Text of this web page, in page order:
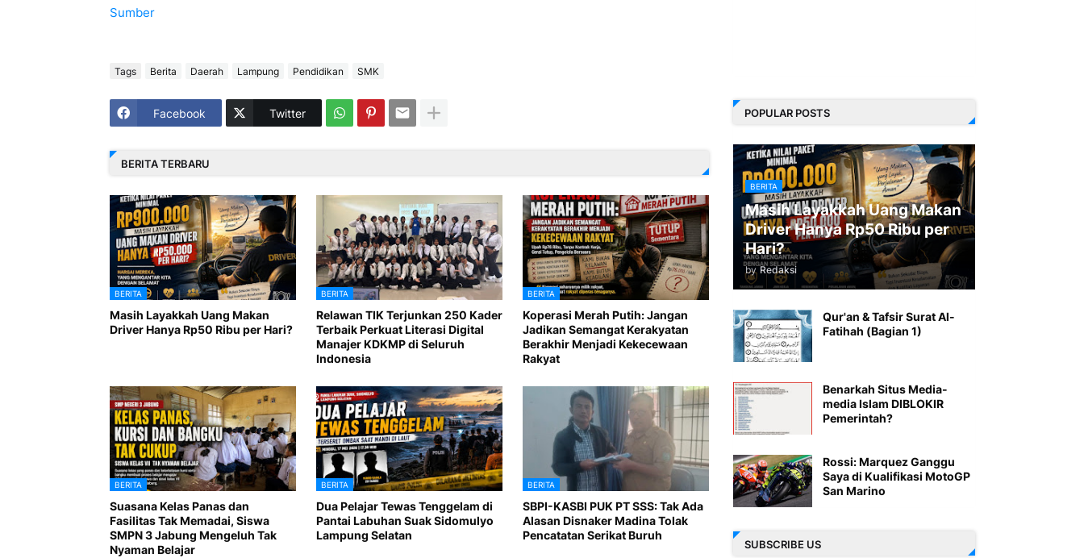
Sumber
Tags Berita Daerah Lampung Pendidikan SMK
Facebook Twitter
BERITA TERBARU
BERITA
Masih Layakkah Uang Makan
Driver Hanya Rp50 Ribu per Hari?
BERITA
Relawan TIK Terjunkan 250 Kader
Terbaik Perkuat Literasi Digital
Manajer KDKMP di Seluruh
Indonesia
BERITA
Koperasi Merah Putih: Jangan
Jadikan Semangat Kerakyatan
Berakhir Menjadi Kekecewaan
Rakyat
BERITA
Suasana Kelas Panas dan
Fasilitas Tak Memadai, Siswa
SMPN 3 Jabung Mengeluh Tak
Nyaman Belajar
BERITA
Dua Pelajar Tewas Tenggelam di
Pantai Labuhan Suak Sidomulyo
Lampung Selatan
BERITA
SBPI-KASBI PUK PT SSS: Tak Ada
Alasan Disnaker Madina Tolak
Pencatatan Serikat Buruh
POPULAR POSTS
BERITA
Masih Layakkah Uang Makan
Driver Hanya Rp50 Ribu per
Hari?
by Redaksi
Qur'an & Tafsir Surat Al-
Fatihah (Bagian 1)
Benarkah Situs Media-
media Islam DIBLOKIR
Pemerintah?
Rossi: Marquez Ganggu
Saya di Kualifikasi MotoGP
San Marino
SUBSCRIBE US